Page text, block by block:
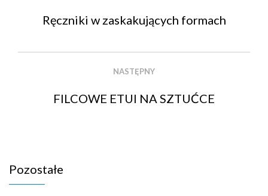
Ręczniki w zaskakujących formach
NASTĘPNY
FILCOWE ETUI NA SZTUĆCE
Pozostałe